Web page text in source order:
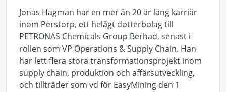
Jonas Hagman har en mer än 20 år lång karriär
inom Perstorp, ett helägt dotterbolag till
PETRONAS Chemicals Group Berhad, senast i
rollen som VP Operations & Supply Chain. Han
har lett flera stora transformationsprojekt inom
supply chain, produktion och affärsutveckling,
och tillträder som vd för EasyMining den 1